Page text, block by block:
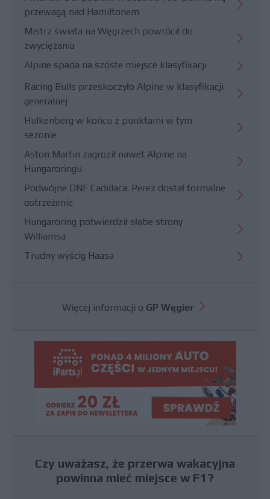
przewagą nad Hamiltonem
Mistrz świata na Węgrzech powrócił do
zwyciężania
Alpine spada na szóste miejsce klasyfikacji
Racing Bulls przeskoczyło Alpine w klasyfikacji
generalnej
Hulkenberg w końcu z punktami w tym
sezonie
Aston Martin zagroził nawet Alpine na
Hungaroringu
Podwójne DNF Cadillaca. Perez dostał formalne
ostrzeżenie
Hungaroring potwierdził słabe strony
Williamsa
Trudny wyścig Haasa
Więcej informacji o GP Węgier
Czy uważasz, że przerwa wakacyjna
powinna mieć miejsce w F1?